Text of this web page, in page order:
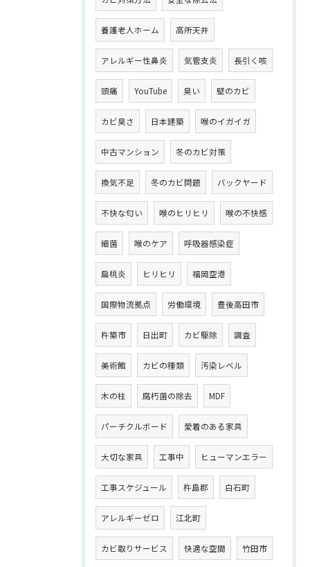
養護老人ホーム 高所天井
アレルギー性鼻炎 気管支炎 長引く咳
頭痛 YouTube 臭い 壁のカビ
カビ臭さ 日本建築 喉のイガイガ
中古マンション 冬のカビ対策
換気不足 冬のカビ問題 バックヤード
不快な匂い 喉のヒリヒリ 喉の不快感
細菌 喉のケア 呼吸器感染症
扁桃炎 ヒリヒリ 福岡空港
国際物流拠点 労働環境 豊後高田市
杵築市 日出町 カビ駆除 調査
美術館 カビの種類 汚染レベル
木の柱 腐朽菌の除去 MDF
パーチクルボード 愛着のある家具
大切な家具 工事中 ヒューマンエラー
工事スケジュール 杵島郡 白石町
アレルギーゼロ 江北町
カビ取りサービス 快適な空間 竹田市